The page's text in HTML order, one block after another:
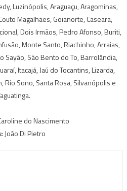
Luzinópolis, Araguaçu, Aragominas,
Magalhães, Goianorte, Caseara,
Dois Irmãos, Pedro Afonso, Buriti,
Monte Santo, Riachinho, Arraias,
Sayão, São Bento do To, Barrolândia,
Itacajá, Jaú do Tocantins, Lizarda,
Rio Sono, Santa Rosa, Silvanópolis e
do Nascimento
João Di Pietro